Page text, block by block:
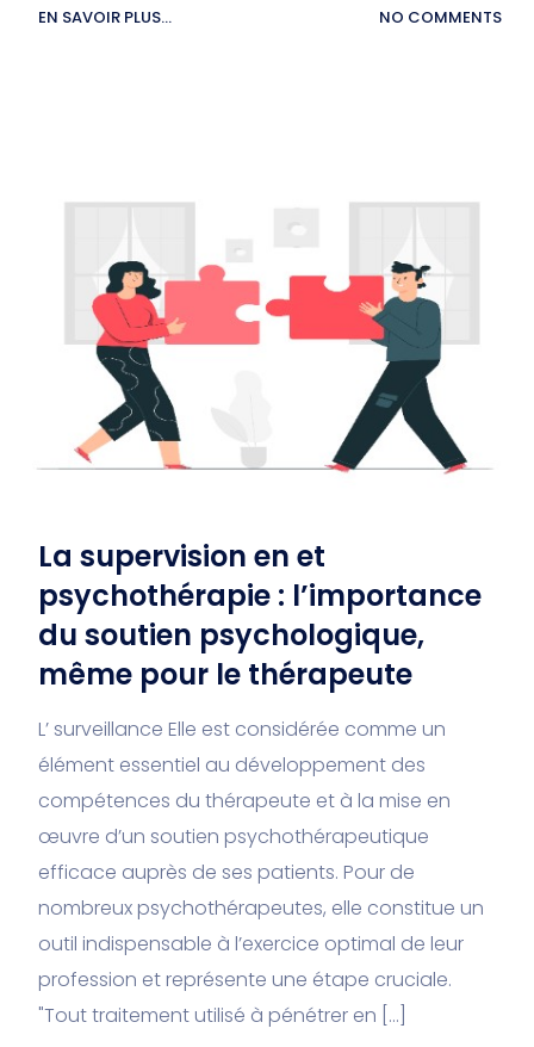
EN SAVOIR PLUS... NO COMMENTS
La supervision en et
psychothérapie : l’importance
du soutien psychologique,
même pour le thérapeute
L’ surveillance Elle est considérée comme un
élément essentiel au développement des
compétences du thérapeute et à la mise en
œuvre d’un soutien psychothérapeutique
efficace auprès de ses patients. Pour de
nombreux psychothérapeutes, elle constitue un
outil indispensable à l’exercice optimal de leur
profession et représente une étape cruciale.
"Tout traitement utilisé à pénétrer en […]